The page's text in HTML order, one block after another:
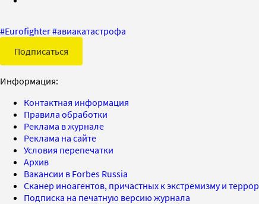
#Eurofighter#авиакатастрофа
Подписаться
Информация:
Контактная информация
Правила обработки
Реклама в журнале
Реклама на сайте
Условия перепечатки
Архив
Вакансии в Forbes Russia
Сканер иноагентов, причастных к экстремизму и
Подписка на печатную версию журнала